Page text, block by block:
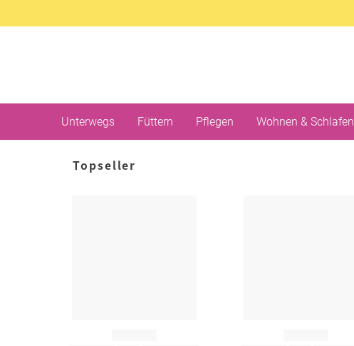
Unterwegs Füttern Pflegen Wohnen & Schlafen
Topseller